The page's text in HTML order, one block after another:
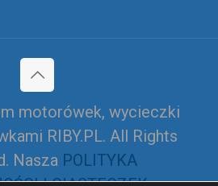
motorówek, wycieczki
RIBY.PL. All Rights
Nasza POLITYKA